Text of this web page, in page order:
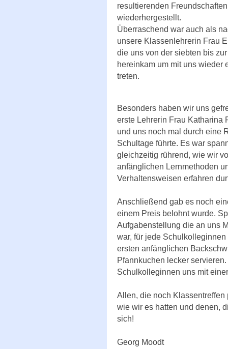
resultierenden
wiederhergestellt.
Überraschend war auch als
unsere Klassenlehrerin Frau
die uns von der siebten bis
hereinkam um mit uns wieder
treten.
Besonders haben wir uns
erste Lehrerin Frau Katharina
und uns noch mal durch eine
Schultage führte. Es war
gleichzeitig rührend, wie wir
anfänglichen Lernmethoden
Verhaltensweisen erfahren
Anschließend gab es noch
einem Preis belohnt wurde.
Aufgabenstellung die an uns
war, für jede
ersten anfänglichen
Pfannkuchen lecker
Schulkolleginnen uns mit
Allen, die noch
wie wir es hatten und denen,
sich!
Georg Moodt